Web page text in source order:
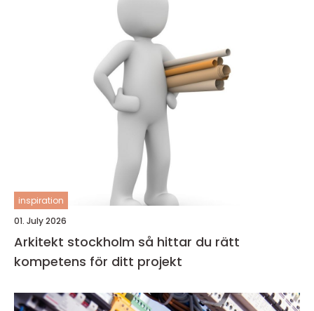
inspiration
01. July 2026
Arkitekt stockholm så hittar du rätt
kompetens för ditt projekt